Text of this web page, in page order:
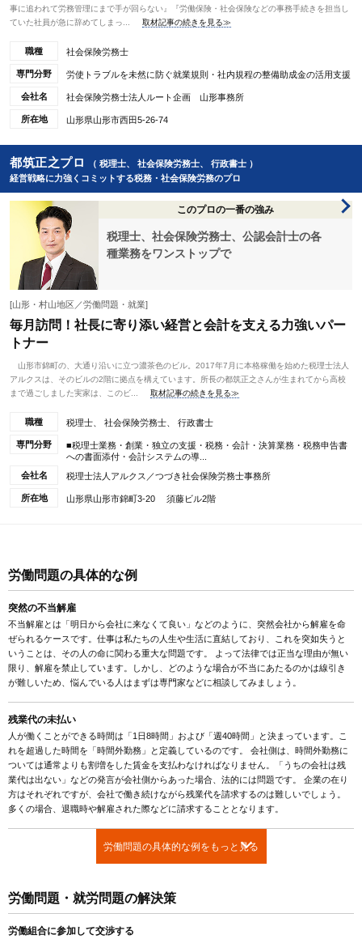
事に追われて労務管理にまで手が回らない』『労働保険・社会保険などの事務手続きを担当し
ていた社員が急に辞めてしまっ...
取材記事の続きを見る≫
職種 社会保険労務士
専門分野 労使トラブルを未然に防ぐ就業規則・社内規程の整備助成金の活用支援
会社名 社会保険労務士法人ルート企画 山形事務所
所在地 山形県山形市西田5-26-74
都筑正之プロ
（ 税理士、 社会保険労務士、 行政書士 ）
経営戦略に力強くコミットする税務・社会保険労務のプロ
このプロの一番の強み
税理士、社会保険労務士、公認会計士の各
種業務をワンストップで
[山形・村山地区／労働問題・就業]
毎月訪問！社長に寄り添い経営と会計を支える力強いパー
トナー
山形市錦町の、大通り沿いに立つ濃茶色のビル。2017年7月に本格稼働を始めた税理士法人
アルクスは、そのビルの2階に拠点を構えています。所長の都筑正之さんが生まれてから高校
まで過ごしました実家は、このビ...
取材記事の続きを見る≫
職種 税理士、 社会保険労務士、 行政書士
専門分野
■税理士業務・創業・独立の支援・税務・会計・決算業務・税務申告書
への書面添付・会計システムの導...
会社名
税理士法人アルクス／つづき社会保険労務士事務所
所在地 山形県山形市錦町3-20 須藤ビル2階
労働問題の具体的な例
突然の不当解雇
不当解雇とは「明日から会社に来なくて良い」などのように、突然会社から解雇を命
ぜられるケースです。仕事は私たちの人生や生活に直結しており、これを突如失うと
いうことは、その人の命に関わる重大な問題です。 よって法律では正当な理由が無い
限り、解雇を禁止しています。しかし、どのような場合が不当にあたるのかは線引き
が難しいため、悩んでいる人はまずは専門家などに相談してみましょう。
残業代の未払い
人が働くことができる時間は「1日8時間」および「週40時間」と決まっています。こ
れを超過した時間を「時間外勤務」と定義しているのです。 会社側は、時間外勤務に
ついては通常よりも割増をした賃金を支払わなければなりません。「うちの会社は残
業代は出ない」などの発言が会社側からあった場合、法的には問題です。 企業の在り
方はそれぞれですが、会社で働き続けながら残業代を請求するのは難しいでしょう。
多くの場合、退職時や解雇された際などに請求することとなります。
労働問題の具体的な例をもっと見る
労働問題・就労問題の解決策
労働組合に参加して交渉する